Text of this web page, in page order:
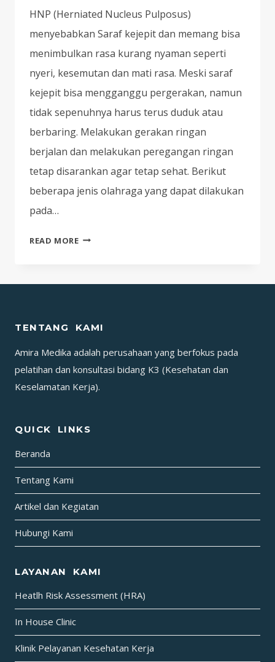
HNP (Herniated Nucleus Pulposus)
menyebabkan Saraf kejepit dan memang bisa
menimbulkan rasa kurang nyaman seperti
nyeri, kesemutan dan mati rasa. Meski saraf
kejepit bisa mengganggu pergerakan, namun
tidak sepenuhnya harus terus duduk atau
berbaring. Melakukan gerakan ringan
berjalan dan melakukan peregangan ringan
tetap disarankan agar tetap sehat. Berikut
beberapa jenis olahraga yang dapat dilakukan
pada…
READ MOREEXERCISE
HNP
PULPOSUS)
TENTANG KAMI
Amira Medika adalah perusahaan yang berfokus pada
pelatihan dan konsultasi bidang K3 (Kesehatan dan
Keselamatan Kerja).
QUICK LINKS
Beranda
Tentang Kami
Artikel dan Kegiatan
Hubungi Kami
LAYANAN KAMI
Heatlh Risk Assessment (HRA)
In House Clinic
Klinik Pelayanan Kesehatan Kerja